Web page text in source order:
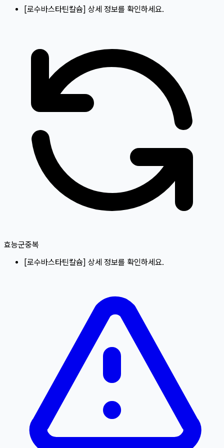
[로수바스타틴칼슘] 상세 정보를 확인하세요.
효능군중복
[로수바스타틴칼슘] 상세 정보를 확인하세요.